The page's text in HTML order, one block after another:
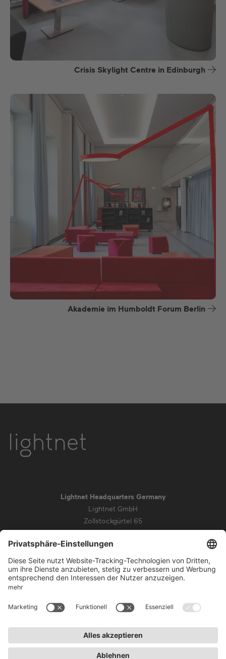
Crisis Skylight Centre in Edinburgh
Akademie im Humboldt Forum Berlin
Lightnet Headquarters Germany
Lightnet GmbH
Zollstockgürtel 65
50969 Köln
Datenschutz
Garantiebedingungen
Barrierefreiheit